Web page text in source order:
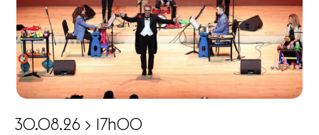
30.08.26 > 17h00